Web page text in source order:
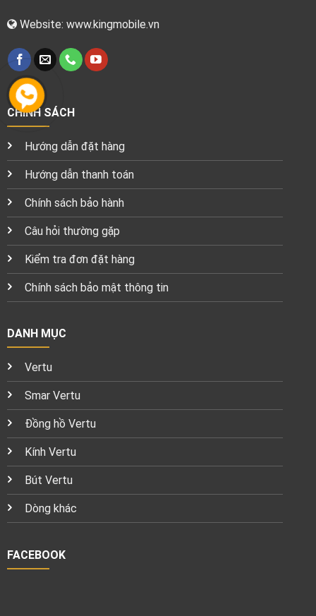
Website: www.kingmobile.vn
CHÍNH SÁCH
Hướng dẫn đặt hàng
Hướng dẫn thanh toán
Chính sách bảo hành
Câu hỏi thường gặp
Kiểm tra đơn đặt hàng
Chính sách bảo mật thông tin
DANH MỤC
Vertu
Smar Vertu
Đồng hồ Vertu
Kính Vertu
Bút Vertu
Dòng khác
FACEBOOK